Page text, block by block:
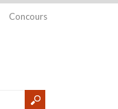
Concours